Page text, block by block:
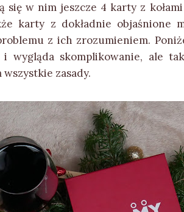
się w nim jeszcze 4 karty z
karty z dokładnie objaśnione
z ich zrozumieniem.
wygląda skomplikowanie, ale
wszystkie zasady.